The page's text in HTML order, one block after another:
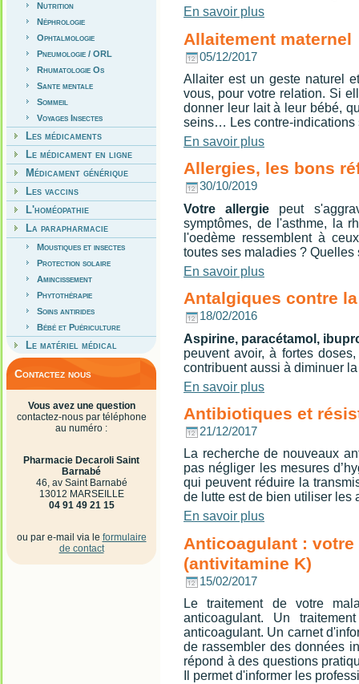
Nutrition
Néphrologie
Ophtalmologie
Pneumologie / ORL
Rhumatologie Os
Sante mentale
Sommeil
Voyages Insectes
Les médicaments
Le médicament en ligne
Médicament générique
Les vaccins
L'homéopathie
La parapharmacie
Moustiques et insectes
Protection solaire
Amincissement
Phytothérapie
Soins antirides
Bébé et Puériculture
Le matériel médical
Contactez nous
Vous avez une question
contactez-nous par téléphone
au numéro :
Pharmacie Decaroli Saint
Barnabé
46, av Saint Barnabé
13012 MARSEILLE
04 91 49 21 15
ou par e-mail via le formulaire
de contact
En savoir plus
Allaitement maternel
05/12/2017
Allaiter est un geste naturel
vous, pour votre relation. Si
donner leur lait à leur bébé,
seins… Les contre-indications
En savoir plus
Allergies, les bons
30/10/2019
Votre allergie peut
symptômes, de l'asthme, la
l'oedème ressemblent à
toutes ses maladies ?
En savoir plus
Antalgiques contre
18/02/2016
Aspirine, paracétamol,
peuvent avoir, à fortes
contribuent aussi à diminuer
En savoir plus
Antibiotiques et
21/12/2017
La recherche de nouveaux
pas négliger les mesures
qui peuvent réduire la
de lutte est de bien utiliser les
En savoir plus
Anticoagulant : votre
(antivitamine K)
15/02/2017
Le traitement de votre
anticoagulant. Un
anticoagulant. Un carnet
de rassembler des données
répond à des questions
Il permet d'informer les